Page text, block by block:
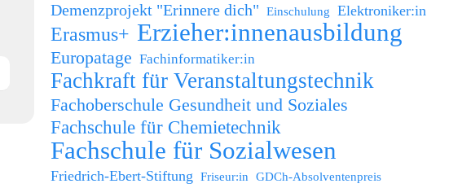
Demenzprojekt "Erinnere dich" Einschulung Elektroniker:in
Erasmus+ Erzieher:innenausbildung
Europatage Fachinformatiker:in
Fachkraft für Veranstaltungstechnik
Fachoberschule Gesundheit und Soziales
Fachschule für Chemietechnik
Fachschule für Sozialwesen
Friedrich-Ebert-Stiftung Friseur:in GDCh-Absolventenpreis